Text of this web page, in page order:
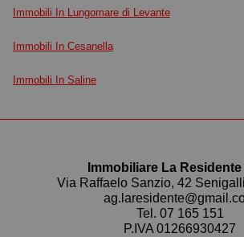
Immobili In Lungomare di Levante
Immobili In Cesanella
Immobili In Saline
Immobiliare La Residente
Via Raffaelo Sanzio, 42
Tel. 07 165 151
P.IVA 01266930427